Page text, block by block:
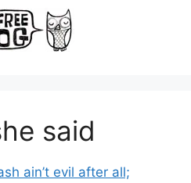
said
ain’t evil after all;